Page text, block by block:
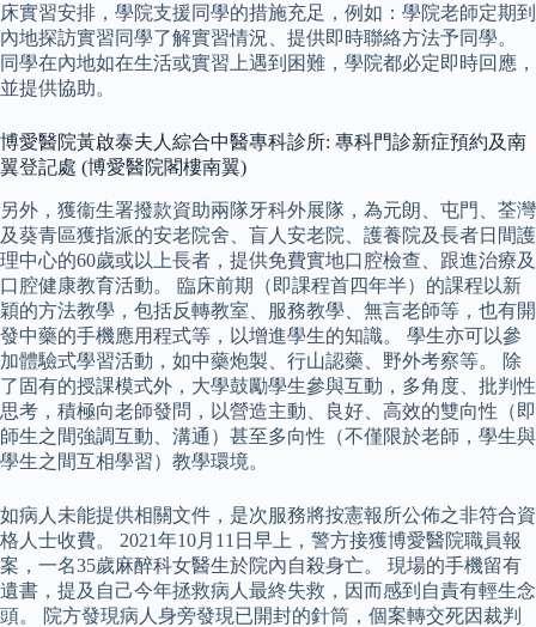
床實習安排，學院支援同學的措施充足，例如：學院老師定期到
內地探訪實習同學了解實習情況、提供即時聯絡方法予同學。
同學在內地如在生活或實習上遇到困難，學院都必定即時回應，
並提供協助。
博愛醫院黃啟泰夫人綜合中醫專科診所: 專科門診新症預約及南
翼登記處 (博愛醫院閣樓南翼)
另外，獲衞生署撥款資助兩隊牙科外展隊，為元朗、屯門、荃灣
及葵青區獲指派的安老院舍、盲人安老院、護養院及長者日間護
理中心的60歲或以上長者，提供免費實地口腔檢查、跟進治療及
口腔健康教育活動。 臨床前期（即課程首四年半）的課程以新
穎的方法教學，包括反轉教室、服務教學、無言老師等，也有開
發中藥的手機應用程式等，以增進學生的知識。 學生亦可以參
加體驗式學習活動，如中藥炮製、行山認藥、野外考察等。 除
了固有的授課模式外，大學鼓勵學生參與互動，多角度、批判性
思考，積極向老師發問，以營造主動、良好、高效的雙向性（即
師生之間強調互動、溝通）甚至多向性（不僅限於老師，學生與
學生之間互相學習）教學環境。
如病人未能提供相關文件，是次服務將按憲報所公佈之非符合資
格人士收費。 2021年10月11日早上，警方接獲博愛醫院職員報
案，一名35歲麻醉科女醫生於院內自殺身亡。 現場的手機留有
遺書，提及自己今年拯救病人最終失救，因而感到自責有輕生念
頭。 院方發現病人身旁發現已開封的針筒，個案轉交死因裁判